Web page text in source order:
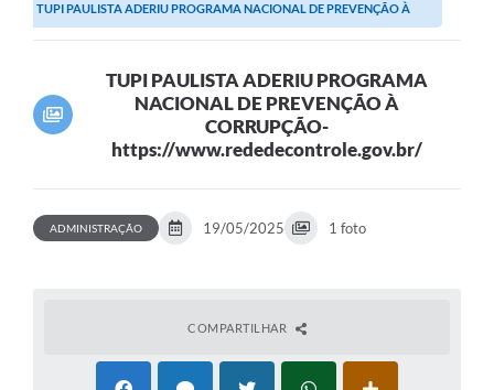
TUPI PAULISTA ADERIU PROGRAMA NACIONAL DE PREVENÇÃO À
TUPI PAULISTA ADERIU PROGRAMA
NACIONAL DE PREVENÇÃO À
CORRUPÇÃO-
https://www.rededecontrole.gov.br/
ADMINISTRAÇÃO 19/05/2025 1 foto
COMPARTILHAR